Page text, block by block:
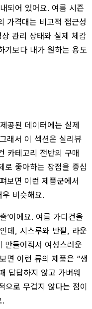
되어 있어요. 여름 시즌
가격대는 비교적 접근성
관리 상태와 실제 체감
기보다 내가 원하는 용도
공된 데이터에는 실제
래서 이 섹션은 실리뷰
카테고리 전반의 구매
로 좋아하는 장점을 중심
보면 이런 제품군에서
비슷해요.
’이에요. 여름 가디건을
데, 시스루와 반팔, 라운
만들어줘서 여성스러운
면 이런 류의 제품은 “생
답답하지 않고 가벼워
으로 무겁지 않다는 점이
.